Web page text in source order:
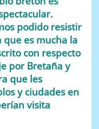
podido resistir
que es mucha la
con respecto
por Bretaña y
que les
y ciudades en
visita